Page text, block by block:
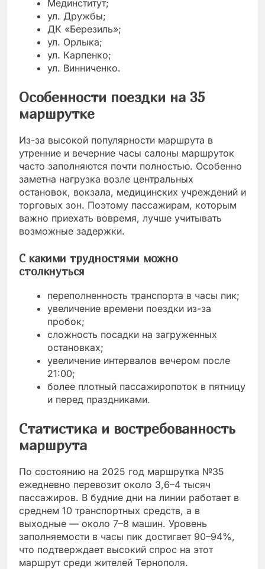
Мединститут;
ул. Дружбы;
ДК «Березиль»;
ул. Орлыка;
ул. Карпенко;
ул. Винниченко.
Особенности поездки на 35
маршрутке
Из-за высокой популярности маршрута в
утренние и вечерние часы салоны маршруток
часто заполняются почти полностью. Особенно
заметна нагрузка возле центральных
остановок, вокзала, медицинских учреждений и
торговых зон. Поэтому пассажирам, которым
важно приехать вовремя, лучше учитывать
возможные задержки.
С какими трудностями можно
столкнуться
переполненность транспорта в часы пик;
увеличение времени поездки из-за
пробок;
сложность посадки на загруженных
остановках;
увеличение интервалов вечером после
21:00;
более плотный пассажиропоток в пятницу
и перед праздниками.
Статистика и востребованность
маршрута
По состоянию на 2025 год маршрутка №35
ежедневно перевозит около 3,6–4 тысяч
пассажиров. В будние дни на линии работает в
среднем 10 транспортных средств, а в
выходные — около 7–8 машин. Уровень
заполняемости в часы пик достигает 90–94%,
что подтверждает высокий спрос на этот
маршрут среди жителей Тернополя.